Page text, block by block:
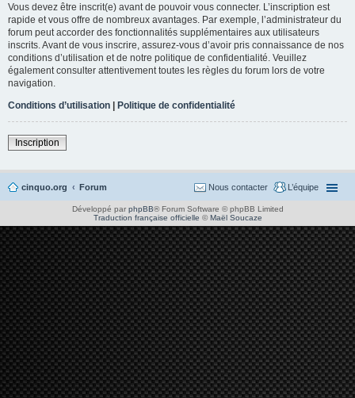
Vous devez être inscrit(e) avant de pouvoir vous connecter. L’inscription est
rapide et vous offre de nombreux avantages. Par exemple, l’administrateur du
forum peut accorder des fonctionnalités supplémentaires aux utilisateurs
inscrits. Avant de vous inscrire, assurez-vous d’avoir pris connaissance de nos
conditions d’utilisation et de notre politique de confidentialité. Veuillez
également consulter attentivement toutes les règles du forum lors de votre
navigation.
Conditions d’utilisation | Politique de confidentialité
Inscription
cinquo.org Forum L’équipe
Nous contacter
Développé par phpBB® Forum Software © phpBB Limited
Traduction française officielle ©Maël Soucaze